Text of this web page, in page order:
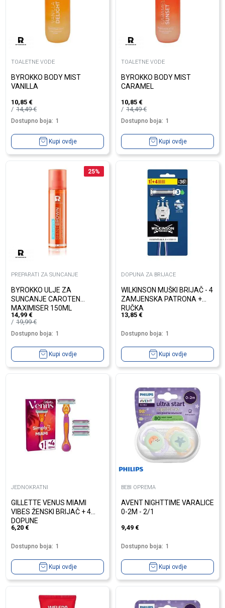
TOALETNE VODE
BYROKKO BODY MIST
VANILLA
10,85 €
14,49€
Dostupno boja: 1
Kupi ovdje
TOALETNE VODE
BYROKKO BODY MIST
CARAMEL
10,85 €
14,49€
Dostupno boja: 1
Kupi ovdje
25%
PREPARATI ZA SUNCANJE
BYROKKO ULJE ZA
SUNCANJE CAROTEN
MAXIMISER 150ML
14,99 €
19,99€
Dostupno boja: 1
Kupi ovdje
DOPUNA ZA BRIJACE
WILKINSON MUŠKI BRIJAČ - 4
ZAMJENSKA PATRONA +
RUČKA
13,85 €
Dostupno boja: 1
Kupi ovdje
JEDNOKRATNI
GILLETTE VENUS MIAMI
VIBES ŽENSKI BRIJAČ + 4
DOPUNE
6,20 €
Dostupno boja: 1
Kupi ovdje
BEBI OPREMA
AVENT NIGHTTIME VARALICE
0-2M - 2/1
9,49 €
Dostupno boja: 1
Kupi ovdje